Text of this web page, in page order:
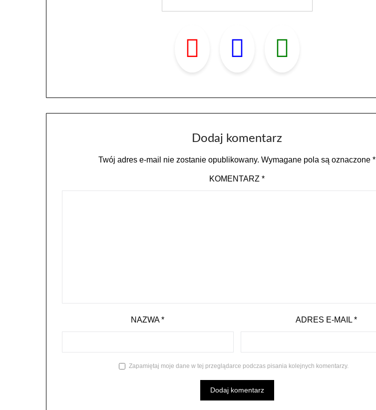
Dodaj komentarz
Twój adres e-mail nie zostanie opublikowany. Wymagane pola są oznaczone*
KOMENTARZ*
NAZWA* ADRES E-MAIL*
Zapamiętaj moje dane w tej przeglądarce podczas pisania kolejnych komentarzy.